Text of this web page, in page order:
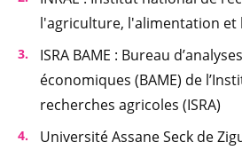
l'agriculture, l'alimentation
ISRA BAME : Bureau
économiques (BAME) de
recherches agricoles (ISRA)
Université Assane Seck de